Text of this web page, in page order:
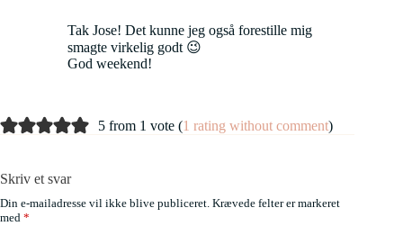
Tak Jose! Det kunne jeg også forestille mig
smagte virkelig godt 😉
God weekend!
5 from 1 vote (1 rating without comment)
Skriv et svar
Din e-mailadresse vil ikke blive publiceret. Krævede felter er markeret
med *